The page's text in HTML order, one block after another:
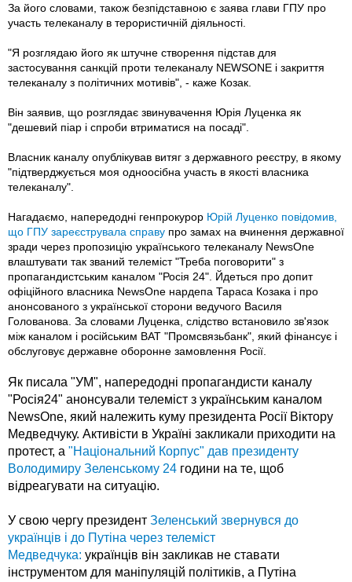
За його словами, також безпідставною є заява глави ГПУ про
участь телеканалу в терористичній діяльності.
"Я розглядаю його як штучне створення підстав для
застосування санкцій проти телеканалу NEWSONE і закриття
телеканалу з політичних мотивів", - каже Козак.
Він заявив, що розглядає звинувачення Юрія Луценка як
"дешевий піар і спроби втриматися на посаді".
Власник каналу опублікував витяг з державного реєстру, в якому
"підтверджується моя одноосібна участь в якості власника
телеканалу".
Нагадаємо, напередодні генпрокурор Юрій Луценко повідомив,
що ГПУ зареєструвала справу про замах на вчинення державної
зради через пропозицію українського телеканалу NewsOne
влаштувати так званий телеміст "Треба поговорити" з
пропагандистським каналом "Росія 24". Йдеться про допит
офіційного власника NewsOne нардепа Тараса Козака і про
анонсованого з української сторони ведучого Василя
Голованова. За словами Луценка, слідство встановило зв'язок
між каналом і російським ВАТ "Промсвязьбанк", який фінансує і
обслуговує державне оборонне замовлення Росії.
Як писала "УМ", напередодні пропагандисти каналу
"Росія24" анонсували телеміст з українським каналом
NewsOne, який належить куму президента Росії Віктору
Медведчуку. Активісти в Україні закликали приходити на
протест, а "Національний Корпус" дав президенту
Володимиру Зеленському 24 години на те, щоб
відреагувати на ситуацію.
У свою чергу президент Зеленський звернувся до
українців і до Путіна через телеміст
Медведчука: українців він закликав не ставати
інструментом для маніпуляцій політиків, а Путіна